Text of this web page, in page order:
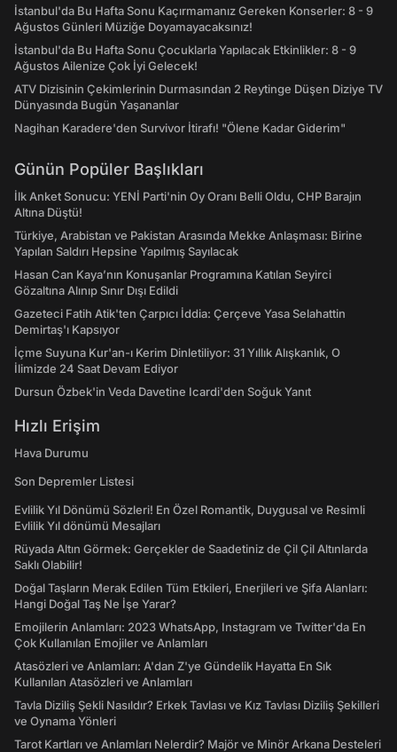
İstanbul'da Bu Hafta Sonu Kaçırmamanız Gereken Konserler: 8 - 9
Ağustos Günleri Müziğe Doyamayacaksınız!
İstanbul'da Bu Hafta Sonu Çocuklarla Yapılacak Etkinlikler: 8 - 9
Ağustos Ailenize Çok İyi Gelecek!
ATV Dizisinin Çekimlerinin Durmasından 2 Reytinge Düşen Diziye TV
Dünyasında Bugün Yaşananlar
Nagihan Karadere'den Survivor İtirafı! "Ölene Kadar Giderim"
Günün Popüler Başlıkları
İlk Anket Sonucu: YENİ Parti'nin Oy Oranı Belli Oldu, CHP Barajın
Altına Düştü!
Türkiye, Arabistan ve Pakistan Arasında Mekke Anlaşması: Birine
Yapılan Saldırı Hepsine Yapılmış Sayılacak
Hasan Can Kaya’nın Konuşanlar Programına Katılan Seyirci
Gözaltına Alınıp Sınır Dışı Edildi
Gazeteci Fatih Atik'ten Çarpıcı İddia: Çerçeve Yasa Selahattin
Demirtaş'ı Kapsıyor
İçme Suyuna Kur'an-ı Kerim Dinletiliyor: 31 Yıllık Alışkanlık, O
İlimizde 24 Saat Devam Ediyor
Dursun Özbek'in Veda Davetine Icardi'den Soğuk Yanıt
Hızlı Erişim
Hava Durumu
Son Depremler Listesi
Evlilik Yıl Dönümü Sözleri! En Özel Romantik, Duygusal ve Resimli
Evlilik Yıl dönümü Mesajları
Rüyada Altın Görmek: Gerçekler de Saadetiniz de Çil Çil Altınlarda
Saklı Olabilir!
Doğal Taşların Merak Edilen Tüm Etkileri, Enerjileri ve Şifa Alanları:
Hangi Doğal Taş Ne İşe Yarar?
Emojilerin Anlamları: 2023 WhatsApp, Instagram ve Twitter'da En
Çok Kullanılan Emojiler ve Anlamları
Atasözleri ve Anlamları: A'dan Z'ye Gündelik Hayatta En Sık
Kullanılan Atasözleri ve Anlamları
Tavla Diziliş Şekli Nasıldır? Erkek Tavlası ve Kız Tavlası Diziliş Şekilleri
ve Oynama Yönleri
Tarot Kartları ve Anlamları Nelerdir? Majör ve Minör Arkana Desteleri